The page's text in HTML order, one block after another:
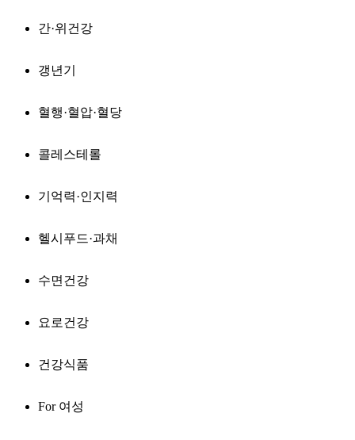
간·위건강
갱년기
혈행·혈압·혈당
콜레스테롤
기억력·인지력
헬시푸드·과채
수면건강
요로건강
건강식품
For 여성